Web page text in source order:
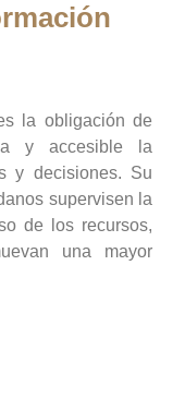
la obligación de
y accesible la
y decisiones. Su
supervisen la
de los recursos,
una mayor